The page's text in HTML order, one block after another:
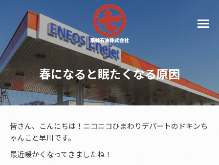
春になると眠たくなる原因
皆さん、こんにちは！ニコニコひまわりデパートのドキンち
ゃんこと早川です。
最近暖かくなってきましたね！